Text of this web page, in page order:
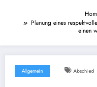
Planung eines
einen
Allgemein Abschied